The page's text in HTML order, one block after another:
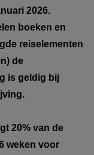
2026.
boeken en
reiselementen
de
is geldig bij
20% van de
weken voor